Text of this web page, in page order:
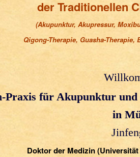
der Traditionellen
(Akupunktur, Akupressur,
Qigong-Therapie, Guasha-
Praxis für Akupunktur
in
Doktor der Medizin